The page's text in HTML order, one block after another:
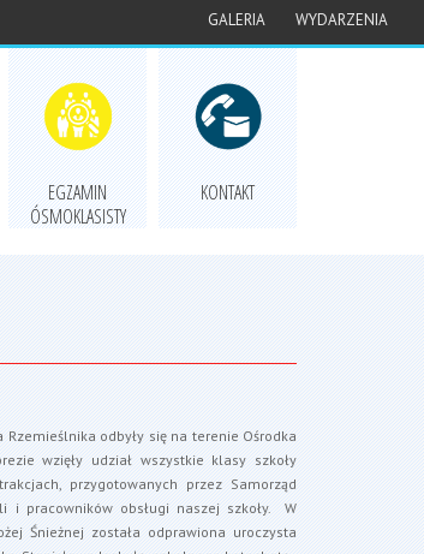
GALERIA WYDARZENIA
EGZAMIN
ÓSMOKLASISTY
KONTAKT
Rzemieślnika odbyły się na terenie Ośrodka
wzięły udział wszystkie klasy szkoły
przygotowanych przez Samorząd
i pracowników obsługi naszej szkoły. W
Śnieżnej została odprawiona uroczysta